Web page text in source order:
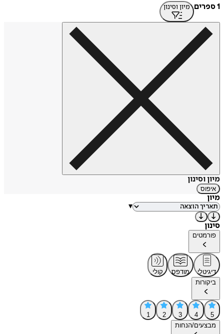
1 ספרים
מיון וסינון
מיון וסינון
איפוס
מיון
▾
סינון
פורמטים
דיגיטלי מודפס
קולי
ביקורות
5
4
3
2
1
מבצעים/הנחות